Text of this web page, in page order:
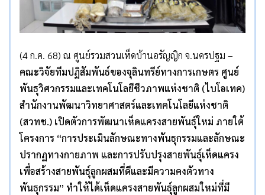
(4 ก.ค. 68) ณ ศูนย์รวมสวนเห็ดบ้านอรัญญิก จ.นครปฐม –
คณะวิจัยทีมปฏิสัมพันธ์ของจุลินทรีย์ทางการเกษตร ศูนย์
พันธุวิศวกรรมและเทคโนโลยีชีวภาพแห่งชาติ (ไบโอเทค)
สำนักงานพัฒนาวิทยาศาสตร์และเทคโนโลยีแห่งชาติ
(สวทช.) เปิดตัวการพัฒนาเห็ดแครงสายพันธุ์ใหม่ ภายใต้
โครงการ “การประเมินลักษณะทางพันธุกรรมและลักษณะ
ปรากฏทางกายภาพ และการปรับปรุงสายพันธุ์เห็ดแครง
เพื่อสร้างสายพันธุ์ลูกผสมที่ดีและมีความคงตัวทาง
พันธุกรรม” ทำให้ได้เห็ดแครงสายพันธุ์ลูกผสมใหม่ที่มี